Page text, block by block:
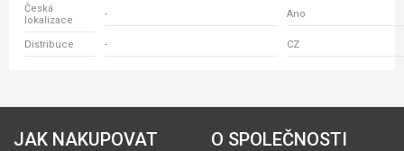
Česká
lokalizace
- Ano
Distribuce - CZ
JAK NAKUPOVAT O SPOLEČNOSTI